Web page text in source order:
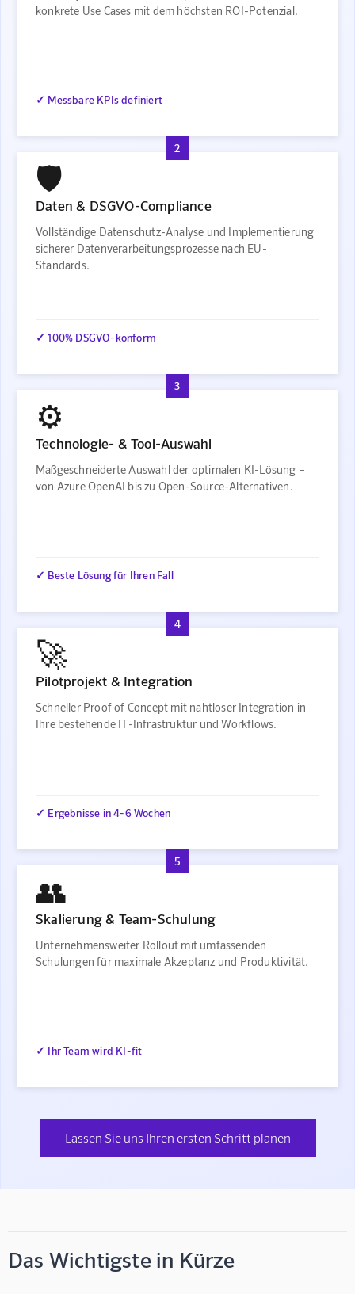
konkrete Use Cases mit dem höchsten ROI-Potenzial.
✓ Messbare KPIs definiert
2
🛡️
Daten & DSGVO-Compliance
Vollständige Datenschutz-Analyse und Implementierung
sicherer Datenverarbeitungsprozesse nach EU-
Standards.
✓ 100% DSGVO-konform
3
⚙️
Technologie- & Tool-Auswahl
Maßgeschneiderte Auswahl der optimalen KI-Lösung –
von Azure OpenAI bis zu Open-Source-Alternativen.
✓ Beste Lösung für Ihren Fall
4
🚀
Pilotprojekt & Integration
Schneller Proof of Concept mit nahtloser Integration in
Ihre bestehende IT-Infrastruktur und Workflows.
✓ Ergebnisse in 4-6 Wochen
5
👥
Skalierung & Team-Schulung
Unternehmensweiter Rollout mit umfassenden
Schulungen für maximale Akzeptanz und Produktivität.
✓ Ihr Team wird KI-fit
Lassen Sie uns Ihren ersten Schritt planen
Das Wichtigste in Kürze